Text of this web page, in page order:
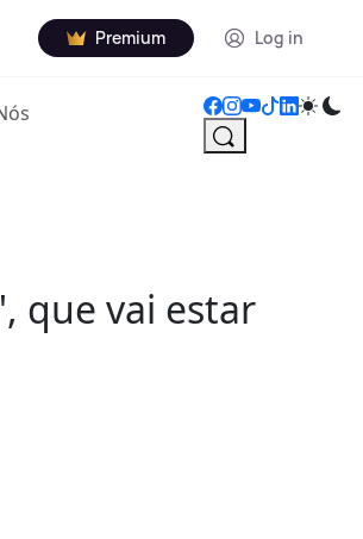
Premium Log in
que vai estar